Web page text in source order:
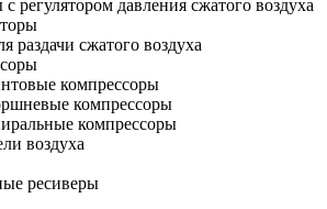
регулятором давления сжатого воздуха
раздачи сжатого воздуха
компрессоры
компрессоры
компрессоры
воздуха
ресиверы